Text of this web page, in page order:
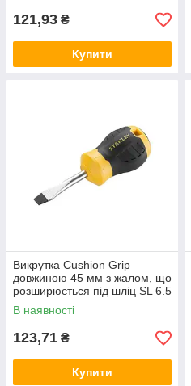
121,93 ₴
Купити
Викрутка Cushion Grip
довжиною 45 мм з жалом, що
розширюється під шліц SL 6.5
STANLEY STHT16147-0
В наявності
123,71 ₴
Купити